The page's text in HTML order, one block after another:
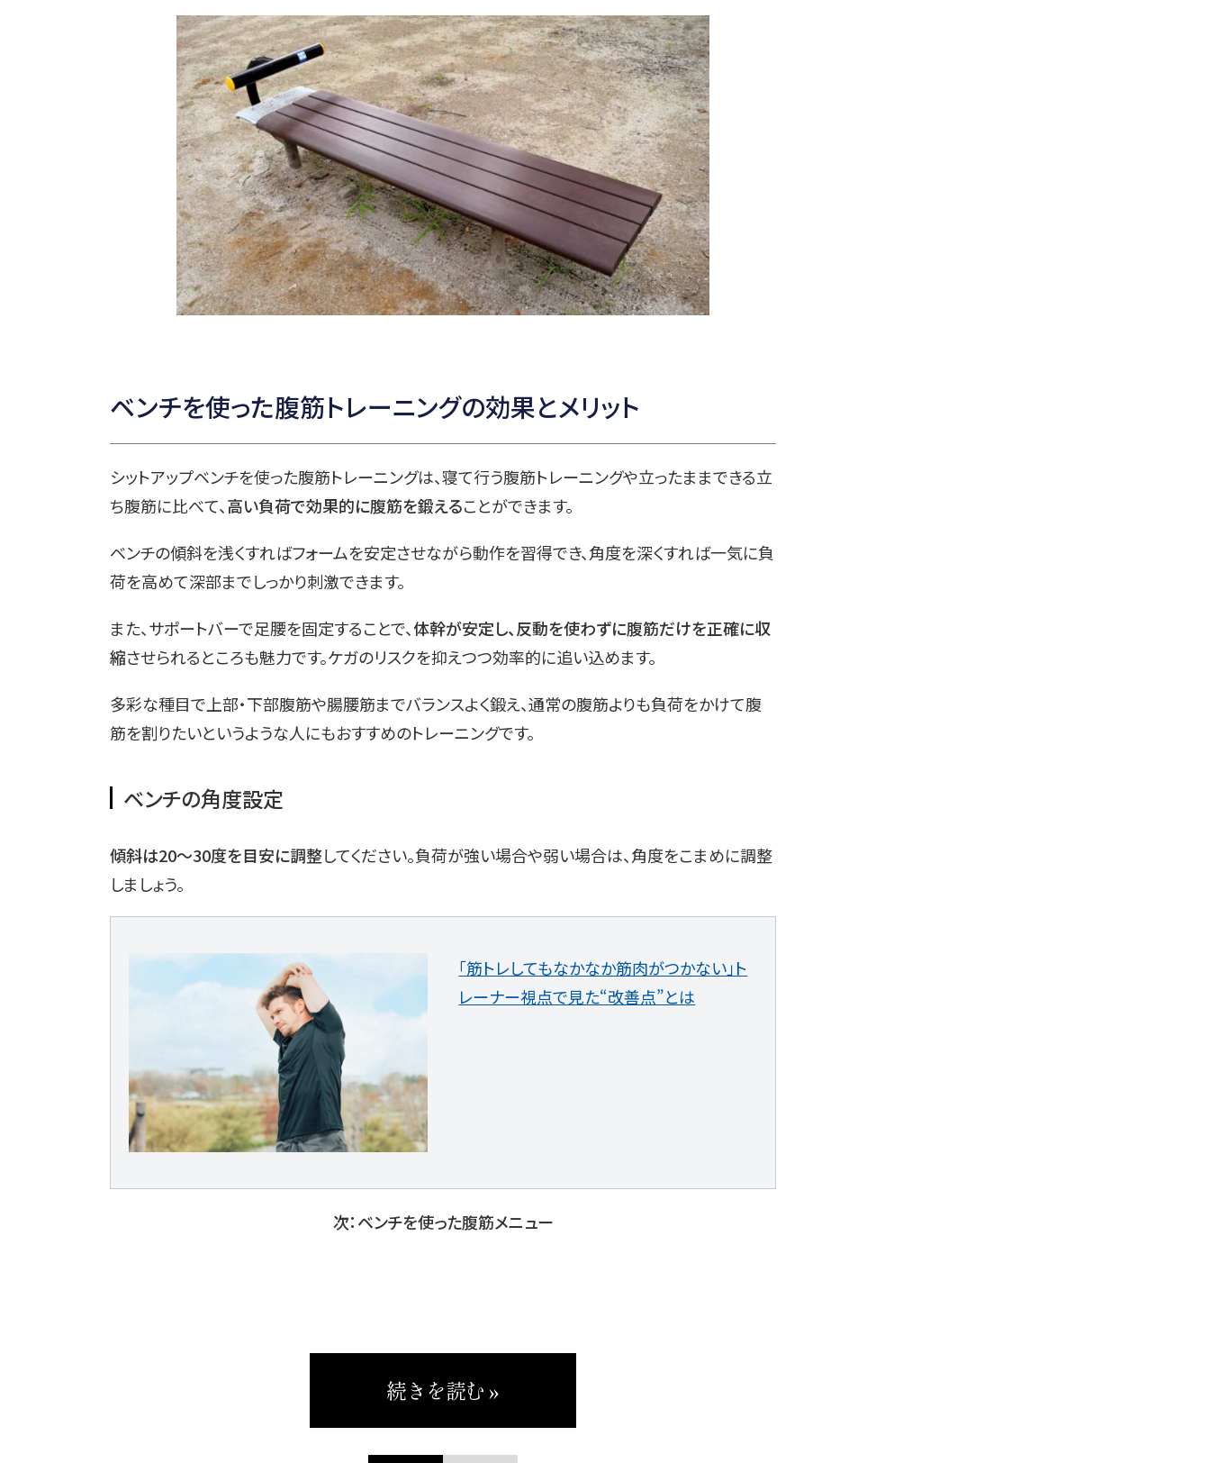
ベンチを使った腹筋トレーニングの効果とメリット
シットアップベンチを使った腹筋トレーニングは、寝て行う腹筋トレーニングや立ったままできる立
ち腹筋に比べて、高い負荷で効果的に腹筋を鍛えることができます。
ベンチの傾斜を浅くすればフォームを安定させながら動作を習得でき、角度を深くすれば一気に負
荷を高めて深部までしっかり刺激できます。
また、サポートバーで足腰を固定することで、体幹が安定し、反動を使わずに腹筋だけを正確に収
縮させられるところも魅力です。ケガのリスクを抑えつつ効率的に追い込めます。
多彩な種目で上部・下部腹筋や腸腰筋までバランスよく鍛え、通常の腹筋よりも負荷をかけて腹
筋を割りたいというような人にもおすすめのトレーニングです。
ベンチの角度設定
傾斜は20～30度を目安に調整してください。負荷が強い場合や弱い場合は、角度をこまめに調整
しましょう。
「筋トレしてもなかなか筋肉がつかない」ト
レーナー視点で見た“改善点”とは
次：ベンチを使った腹筋メニュー
続きを読む »